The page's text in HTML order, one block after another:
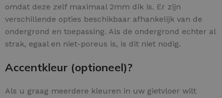
omdat deze zelf maximaal 2mm dik is. Er zijn
verschillende opties beschikbaar afhankelijk van de
ondergrond en toepassing. Als de ondergrond echter al
strak, egaal en niet-poreus is, is dit niet nodig.
Accentkleur (optioneel)?
Als u graag meerdere kleuren in uw gietvloer wilt